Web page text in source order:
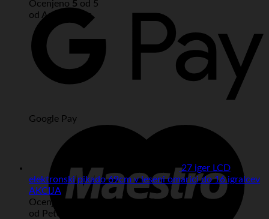
Google Pay
Ocenjeno 5 od 5
od Anonymous
27 iger LCD
elektronski pikado 69cm v leseni omarici do 16 igralcev
AKCIJA
Ocenjeno
od Peter